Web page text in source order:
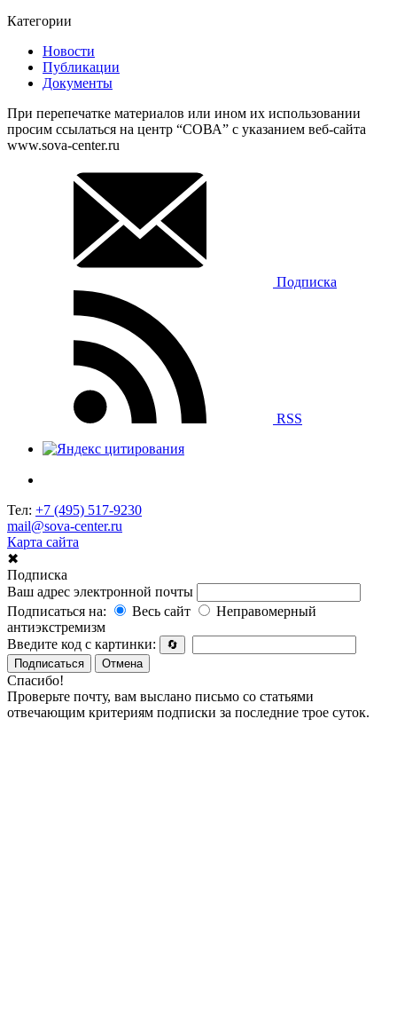
Категории
Новости
Публикации
Документы
При перепечатке материалов или ином их использовании
просим ссылаться на центр “СОВА” с указанием веб-сайта
www.sova-center.ru
Подписка
RSS
Тел: +7 (495) 517-9230
mail@sova-center.ru
Карта сайта
✖
Подписка
Ваш адрес электронной почты
Подписаться на:
Весь сайт
Неправомерный
антиэкстремизм
Введите код с картинки:
🔄
Подписаться
Отмена
Спасибо!
Проверьте почту, вам выслано письмо со статьями
отвечающим критериям подписки за последние трое суток.